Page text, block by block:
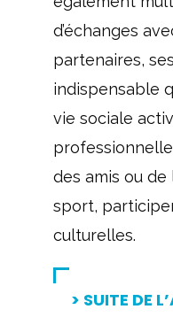
d’échanges
partenaires,
indispensable
vie sociale
des amis ou
sport,
culturelles.
> SUITE DE